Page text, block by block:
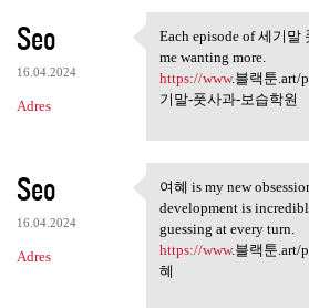
Seo
16.04.2024
Adres
Each episode of
학원
Each episode of 세기말
me wanting more.
https://www.블랙툰.art/
기말-풋사과-보습학원
Seo
16.04.2024
Adres
여혜 is my new
여혜 is my new
development is
guessing at every turn.
https://www.블랙툰.art/
혜